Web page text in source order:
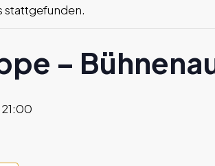
stattgefunden.
–
21:00